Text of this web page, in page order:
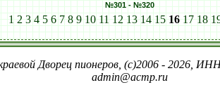
№301 - №320
1 2 3 4 5 6 7 8 9 10 11 12 13 14 15 16 17 18
Дворец пионеров, (c)2006 - 2026,
admin@acmp.ru